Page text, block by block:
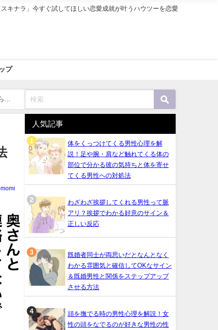
キナラ」今すぐ試してほしい恋愛成就が叶うハウツーを恋愛
プ
す
人気記事
体をくっつけてくる男性心理を解
説！足や腕・肩など触れてくる体の
部位で分かる彼の気持ちと体を寄せ
てくる男性への対処法
わざわざ挨拶してくれる男性って脈
アリ？挨拶でわかる好意のサイン＆
正しい反応
既婚者同士が両思いだとなんとなく
わかる雰囲気と確信してOKなサイン
＆既婚男性と関係をステップアップ
させる方法
頭を撫でる時の男性心理を解説！女
性の頭をなでるのが好きな男性の性